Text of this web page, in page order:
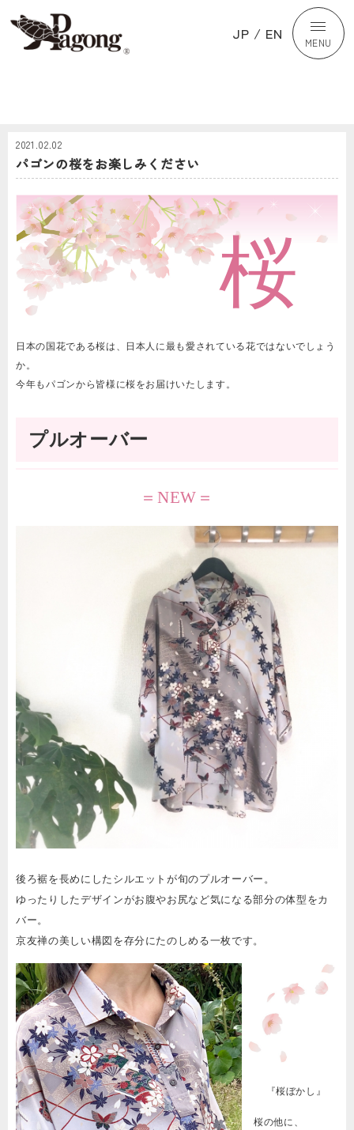
JP / EN MENU
2021.02.02
パゴンの桜をお楽しみください
桜
日本の国花である桜は、日本人に最も愛されている花ではないでしょう
か。
今年もパゴンから皆様に桜をお届けいたします。
プルオーバー
＝NEW＝
後ろ裾を長めにしたシルエットが旬のプルオーバー。
ゆったりしたデザインがお腹やお尻など気になる部分の体型をカ
バー。
京友禅の美しい構図を存分にたのしめる一枚です。
『桜ぼかし』
桜の他に、